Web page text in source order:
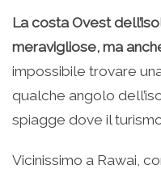
La costa Ovest
meravigliose, ma
impossibile trovare
qualche angolo
spiagge dove il
Vicinissimo a Rawai,